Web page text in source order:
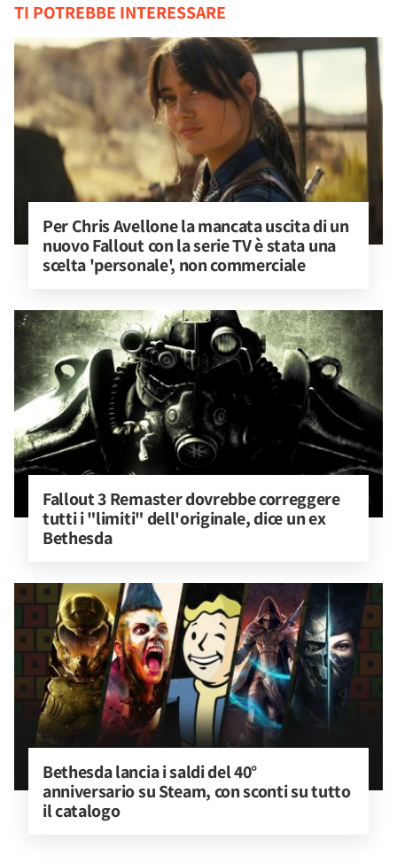
TI POTREBBE INTERESSARE
Per Chris Avellone la mancata uscita di un
nuovo Fallout con la serie TV è stata una
scelta 'personale', non commerciale
Fallout 3 Remaster dovrebbe correggere
tutti i "limiti" dell'originale, dice un ex
Bethesda
Bethesda lancia i saldi del 40°
anniversario su Steam, con sconti su tutto
il catalogo